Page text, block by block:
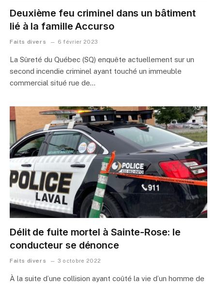
Deuxième feu criminel dans un bâtiment
lié à la famille Accurso
Faits divers 6 février 2023
La Sûreté du Québec (SQ) enquête actuellement sur un
second incendie criminel ayant touché un immeuble
commercial situé rue de…
Délit de fuite mortel à Sainte-Rose: le
conducteur se dénonce
Faits divers 3 octobre 2022
À la suite d’une collision ayant coûté la vie d’un homme de